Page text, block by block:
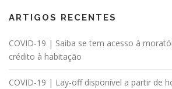
ARTIGOS RECENTES
COVID-19 | Saiba se tem acesso à
crédito à habitação
COVID-19 | Lay-off disponível a partir de